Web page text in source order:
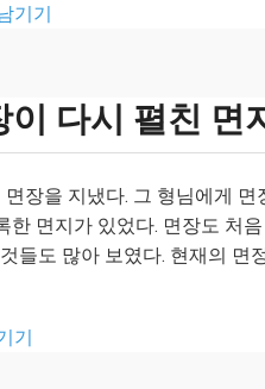
기기
다시 펼친 면
장을 지냈다. 그 형님에게
한 면지가 있었다. 면장도 처
들도 많아 보였다. 현재의 면
기